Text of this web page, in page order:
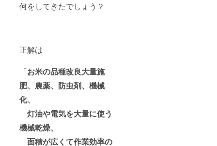
何をしてきたでしょう？
正解は
「お米の品種改良大量施
肥、農薬、防虫剤、機械
化、
灯油や電気を大量に使う
機械乾燥、
面積が広くて作業効率の